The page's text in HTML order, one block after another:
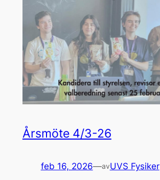
Årsmöte 4/3-26
feb 16, 2026—avUVS Fysiker